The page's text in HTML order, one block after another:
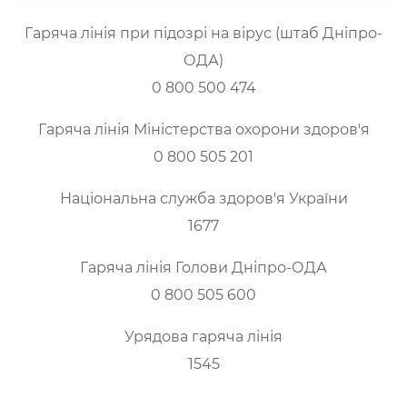
Гаряча лінія при підозрі на вірус (штаб Дніпро-
ОДА)
0 800 500 474
Гаряча лінія Міністерства охорони здоров'я
0 800 505 201
Національна служба здоров'я України
1677
Гаряча лінія Голови Дніпро-ОДА
0 800 505 600
Урядова гаряча лінія
1545